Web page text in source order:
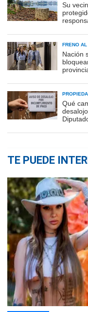
Su
FRENO
Nación
Qué
TE PUEDE